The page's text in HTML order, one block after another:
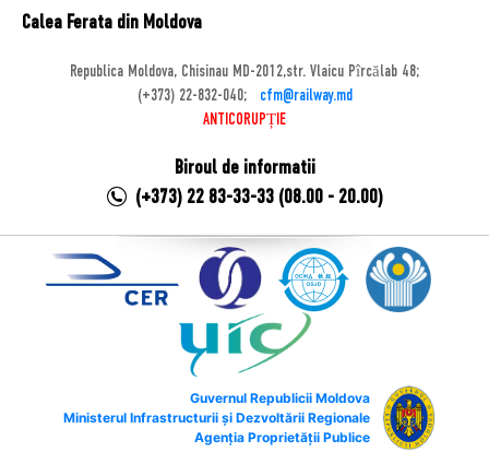
Calea Ferata din Moldova
Republica Moldova, Chisinau MD-2012,str. Vlaicu Pîrcălab 48;
(+373) 22-832-040;
cfm@railway.md
ANTICORUPȚIE
Biroul de informatii
(+373) 22 83-33-33 (08.00 - 20.00)
Guvernul Republicii Moldova
Ministerul Infrastructurii și Dezvoltării Regionale
Agenția Proprietății Publice